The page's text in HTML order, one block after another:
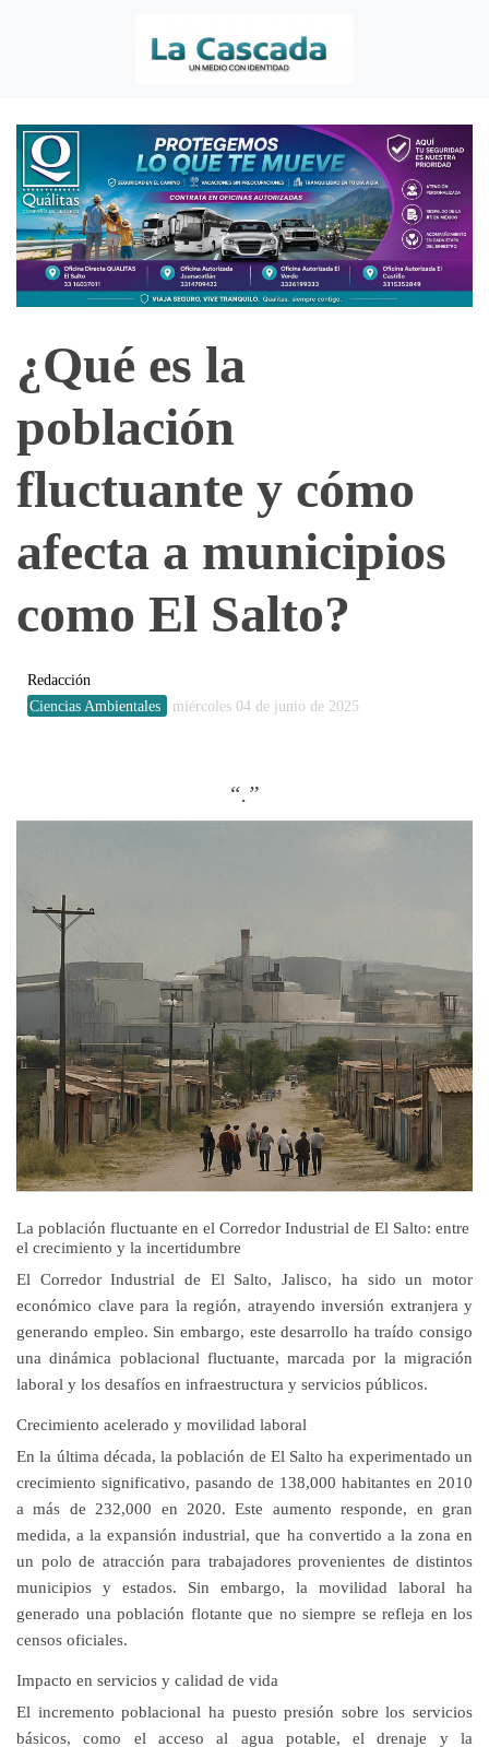
¿Qué es la
población
fluctuante y cómo
afecta a municipios
como El Salto?
Redacción
Ciencias Ambientales
miércoles 04 de junio de 2025
.
La población fluctuante en el Corredor Industrial de El Salto: entre
el crecimiento y la incertidumbre
El Corredor Industrial de El Salto, Jalisco, ha sido un motor
económico clave para la región, atrayendo inversión extranjera y
generando empleo. Sin embargo, este desarrollo ha traído consigo
una dinámica poblacional fluctuante, marcada por la migración
laboral y los desafíos en infraestructura y servicios públicos.
Crecimiento acelerado y movilidad laboral
En la última década, la población de El Salto ha experimentado un
crecimiento significativo, pasando de 138,000 habitantes en 2010
a más de 232,000 en 2020. Este aumento responde, en gran
medida, a la expansión industrial, que ha convertido a la zona en
un polo de atracción para trabajadores provenientes de distintos
municipios y estados. Sin embargo, la movilidad laboral ha
generado una población flotante que no siempre se refleja en los
censos oficiales.
Impacto en servicios y calidad de vida
El incremento poblacional ha puesto presión sobre los servicios
básicos, como el acceso al agua potable, el drenaje y la